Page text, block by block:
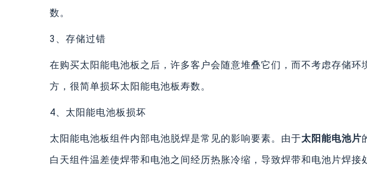
数。
3、存储过错
在购买太阳能电池板之后，许多客户会随意堆叠它们，而不考虑存储环
方，很简单损坏太阳能电池板寿数。
4、太阳能电池板损坏
太阳能电池板组件内部电池脱焊是常见的影响要素。由于太阳能电池片
白天组件温差使焊带和电池之间经历热胀冷缩，导致焊带和电池片焊接